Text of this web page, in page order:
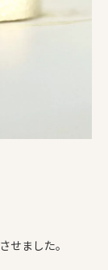
せました。